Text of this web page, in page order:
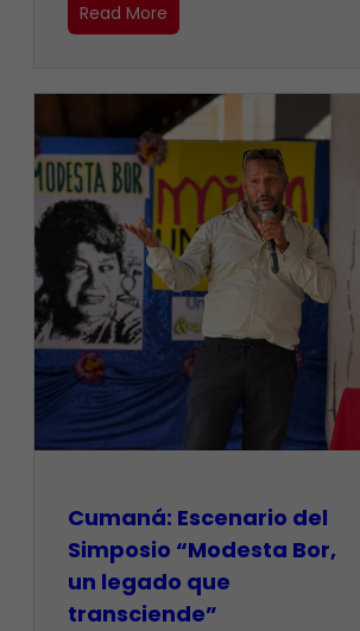
Read More
Cumaná: Escenario del
Simposio “Modesta Bor,
un legado que
transciende”